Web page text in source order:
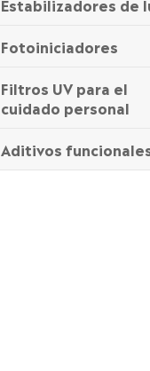
Estabilizadores de
Fotoiniciadores
Filtros UV para el
cuidado personal
Aditivos